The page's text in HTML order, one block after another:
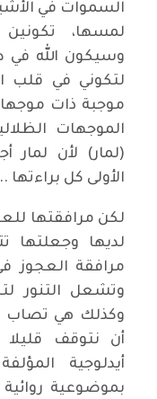
السموات في
لمسها،
وسيكون الله في
موجبة ذات
الموجهات
(لمار) لأن لمار
الأولى كل براءتها ..
لكن مرافقتها
لديها وجعلتها
مرافقة العجوز
وتشعل التنور
وكذلك هي تصاب
أن نتوقف
أيدلوجية
بموضوعية